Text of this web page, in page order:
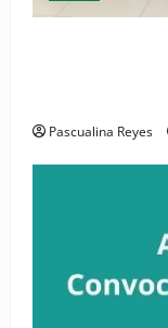
Pascualina Reyes